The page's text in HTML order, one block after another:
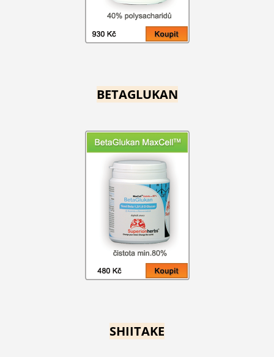
BETAGLUKAN
SHIITAKE